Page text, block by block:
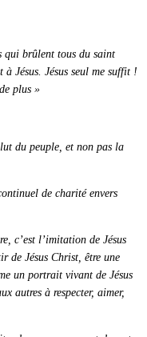
qui brûlent tous du saint
Jésus. Jésus seul me suffit !
plus »
du peuple, et non pas la
de charité envers
c’est l’imitation de Jésus
de Jésus Christ, être une
un portrait vivant de Jésus
autres à respecter, aimer,